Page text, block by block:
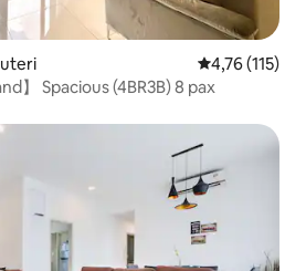
4,76 av 5 i
4,76 (115)
】 Spacious (4BR3B) 8 pax